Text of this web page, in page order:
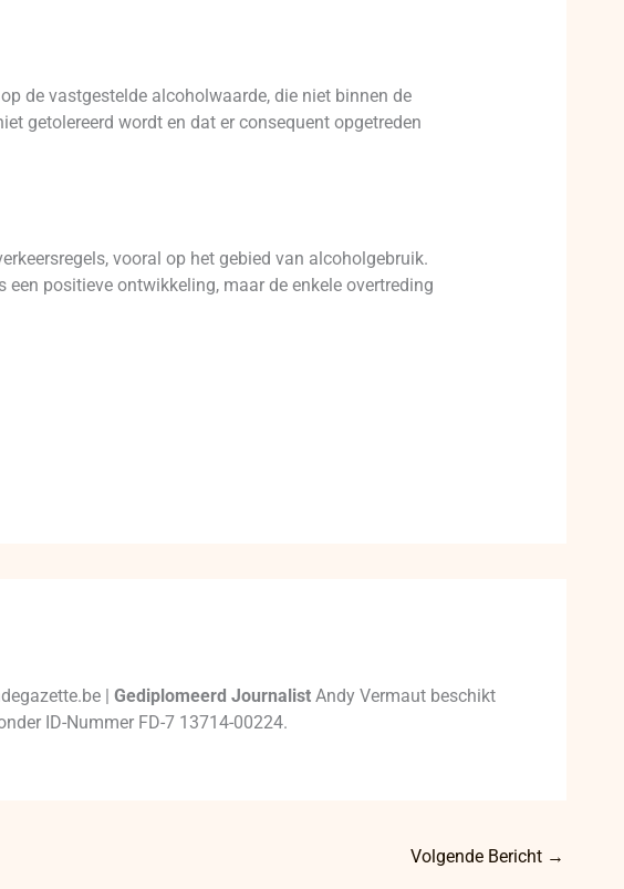
de vastgestelde alcoholwaarde, die niet binnen de
getolereerd wordt en dat er consequent opgetreden
vooral op het gebied van alcoholgebruik.
positieve ontwikkeling, maar de enkele overtreding
|Gediplomeerd Journalist Andy Vermaut beschikt
ID-Nummer FD-7 13714-00224.
Volgende Bericht →